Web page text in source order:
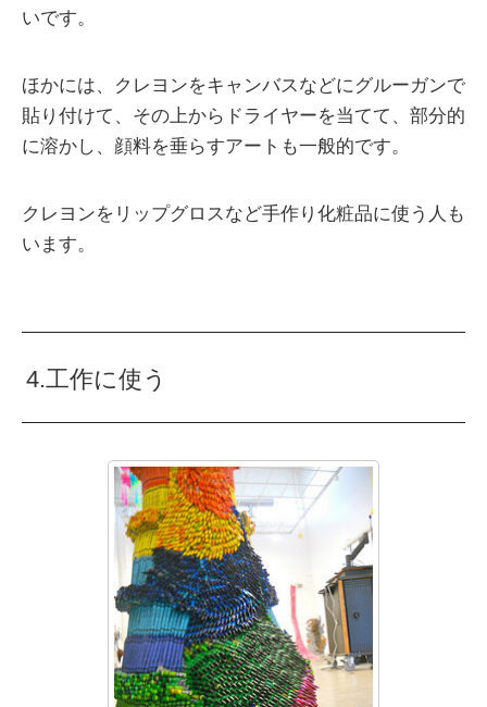
いです。
ほかには、クレヨンをキャンバスなどにグルーガンで
貼り付けて、その上からドライヤーを当てて、部分的
に溶かし、顔料を垂らすアートも一般的です。
クレヨンをリップグロスなど手作り化粧品に使う人も
います。
4.工作に使う